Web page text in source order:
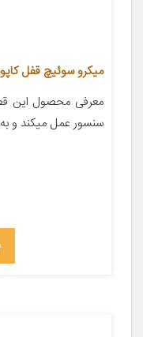
میکرو سوئیچ قفل کاپوت
معرفی محصول این
سنسور عمل میکند و